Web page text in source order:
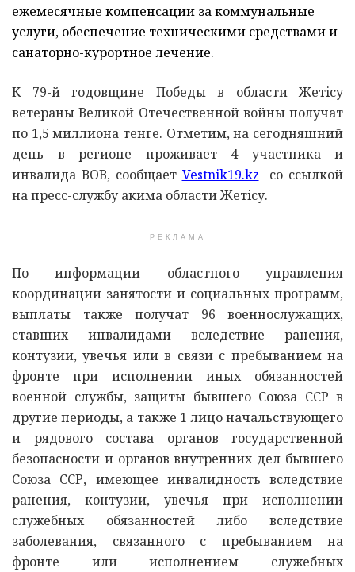
ежемесячные компенсации за коммунальные
услуги, обеспечение техническими средствами и
санаторно-курортное лечение.
К 79-й годовщине Победы в области Жетiсу
ветераны Великой Отечественной войны получат
по 1,5 миллиона тенге. Отметим, на сегодняшний
день в регионе проживает 4 участника и
инвалида ВОВ, сообщает Vestnik19.kz со ссылкой
на пресс-службу акима области Жетiсу.
РЕКЛАМА
По информации областного управления
координации занятости и социальных программ,
выплаты также получат 96 военнослужащих,
ставших инвалидами вследствие ранения,
контузии, увечья или в связи с пребыванием на
фронте при исполнении иных обязанностей
военной службы, защиты бывшего Союза ССР в
другие периоды, а также 1 лицо начальствующего
и рядового состава органов государственной
безопасности и органов внутренних дел бывшего
Союза ССР, имеющее инвалидность вследствие
ранения, контузии, увечья при исполнении
служебных обязанностей либо вследствие
заболевания, связанного с пребыванием на
фронте или исполнением служебных